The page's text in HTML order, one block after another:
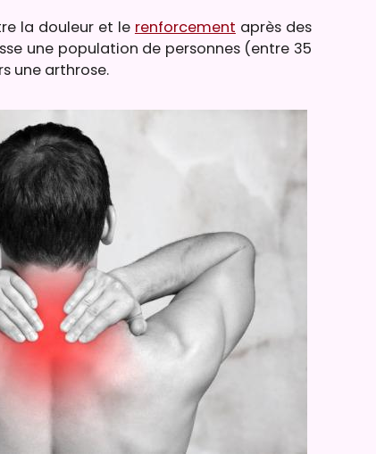
la douleur et le renforcement après des
une population de personnes (entre 35
une arthrose.